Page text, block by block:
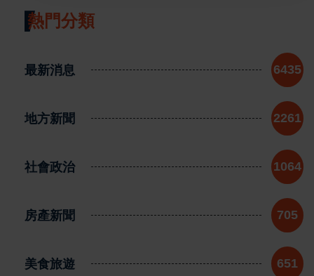
熱門分類
最新消息 6435
地方新聞 2261
社會政治 1064
房產新聞 705
美食旅遊 651